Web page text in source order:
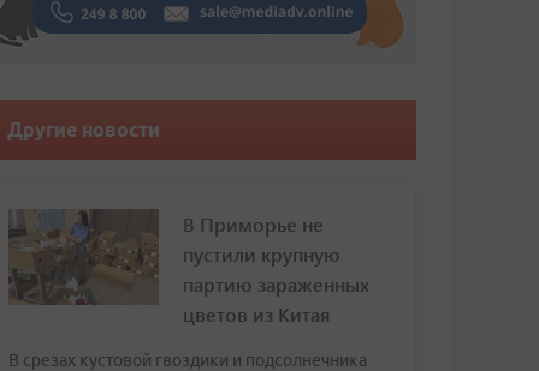
Другие новости
В Приморье не
пустили крупную
партию зараженных
цветов из Китая
В срезах кустовой гвоздики и подсолнечника